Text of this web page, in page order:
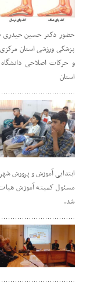
حضور دکتر حسین حیدری
پزشکی ورزشی استان
و حرکات اصلاحی
استان
ابتدایی آموزش و پرورش
مسئول کمیته آموزش
شد.